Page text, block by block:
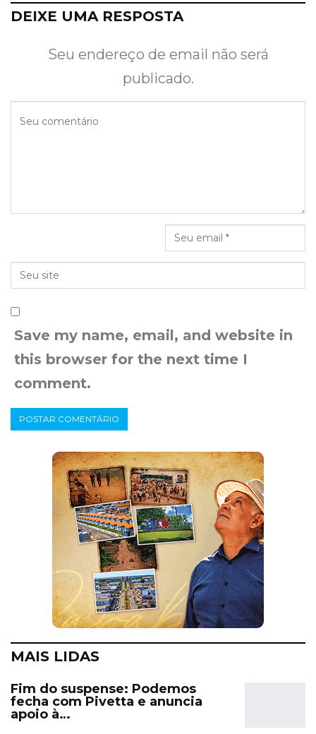
DEIXE UMA RESPOSTA
Seu endereço de email não será
publicado.
Save my name, email, and website in
this browser for the next time I
comment.
MAIS LIDAS
Fim do suspense: Podemos
fecha com Pivetta e anuncia
apoio à…